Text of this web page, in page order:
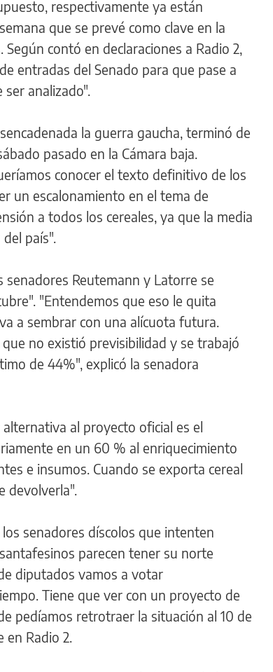
respectivamente ya están
que se prevé como clave en la
contó en declaraciones a Radio 2,
entradas del Senado para que pase a
analizado".
la guerra gaucha, terminó de
pasado en la Cámara baja.
conocer el texto definitivo de los
un escalonamiento en el tema de
a todos los cereales, ya que la media
país".
senadores Reutemann y Latorre se
"Entendemos que eso le quita
a sembrar con una alícuota futura.
no existió previsibilidad y se trabajó
de 44%", explicó la senadora
al proyecto oficial es el
en un 60 % al enriquecimiento
e insumos. Cuando se exporta cereal
devolverla".
senadores díscolos que intenten
parecen tener su norte
diputados vamos a votar
Tiene que ver con un proyecto de
pedíamos retrotraer la situación al 10 de
Radio 2.